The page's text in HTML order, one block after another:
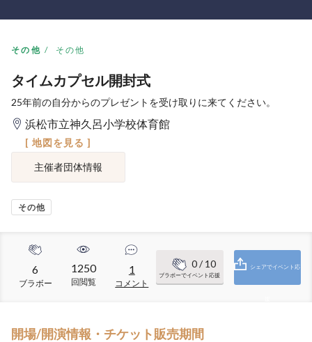
その他 その他
タイムカプセル開封式
25年前の自分からのプレゼントを受け取りに来てください。
浜松市立神久呂小学校体育館
[ 地図を見る ]
主催者団体情報
その他
6
ブラボー
1250
回閲覧
1
コメント
0/ 10
ブラボーでイベント応援
シェアでイベント応
開場/開演情報・チケット販売期間